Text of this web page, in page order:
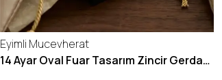
Eyimli Mucevherat
14 Ayar Oval Fuar Tasarım Zincir Gerdanlık KY1071